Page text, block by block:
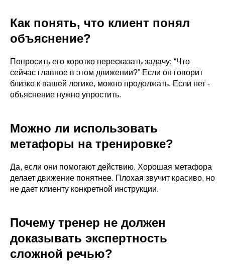
Как понять, что клиент понял
объяснение?
Попросить его коротко пересказать задачу: “Что
сейчас главное в этом движении?” Если он говорит
близко к вашей логике, можно продолжать. Если нет -
объяснение нужно упростить.
Можно ли использовать
метафоры на тренировке?
Да, если они помогают действию. Хорошая метафора
делает движение понятнее. Плохая звучит красиво, но
не дает клиенту конкретной инструкции.
Почему тренер не должен
доказывать экспертность
сложной речью?
Подробнее о программе →
Миофасциальный релиз
Подробнее о программе →
Оформить • 2 999 ₽
Оформить • 2 999 ₽